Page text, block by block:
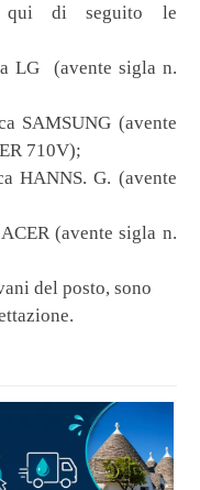
qui di seguito le
LG
(avente sigla n.
SAMSUNG (avente
710V);
HANNS. G. (avente
(avente sigla n.
del posto, sono